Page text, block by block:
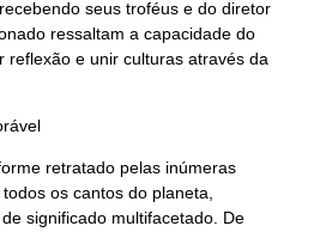
seus troféus e do diretor
ressaltam a capacidade do
reflexão e unir culturas através da
retratado pelas inúmeras
os cantos do planeta,
significado multifacetado. De